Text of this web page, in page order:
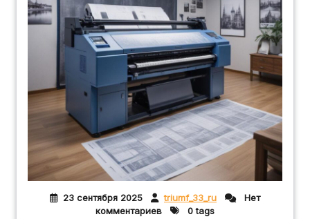
23 сентября 2025 triumf_33_ru
Нет
комментариев
0 tags